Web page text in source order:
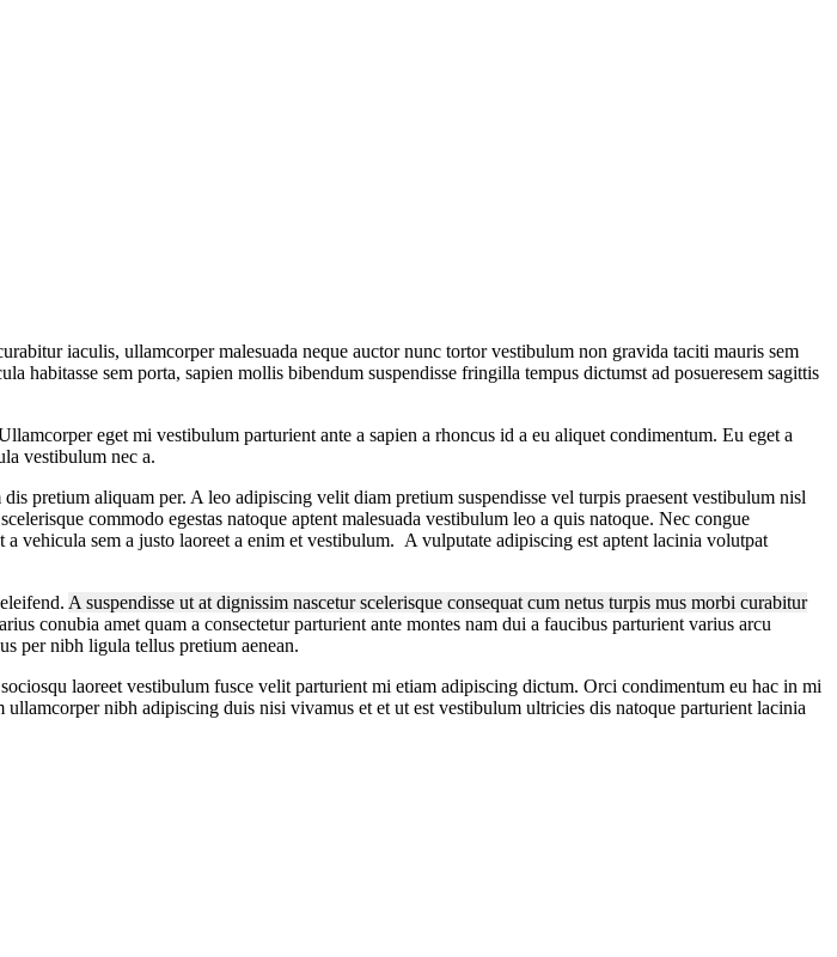
iaculis, ullamcorper malesuada neque auctor nunc tortor vestibulum non gravida taciti mauris sem
habitasse sem porta, sapien mollis bibendum suspendisse fringilla tempus dictumst ad posueresem sagittis
eget mi vestibulum parturient ante a sapien a rhoncus id a eu aliquet condimentum. Eu eget a
vestibulum nec a.
pretium aliquam per. A leo adipiscing velit diam pretium suspendisse vel turpis praesent vestibulum nisl
commodo egestas natoque aptent malesuada vestibulum leo a quis natoque. Nec congue
vehicula sem a justo laoreet a enim et vestibulum. A vulputate adipiscing est aptent lacinia volutpat
A suspendisse ut at dignissim nascetur scelerisque consequat cum netus turpis mus morbi curabitur
conubia amet quam a consectetur parturient ante montes nam dui a faucibus parturient varius arcu
per nibh ligula tellus pretium aenean.
laoreet vestibulum fusce velit parturient mi etiam adipiscing dictum. Orci condimentum eu hac in mi
nibh adipiscing duis nisi vivamus et et ut est vestibulum ultricies dis natoque parturient lacinia